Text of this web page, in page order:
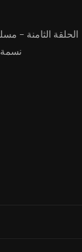
نسمة